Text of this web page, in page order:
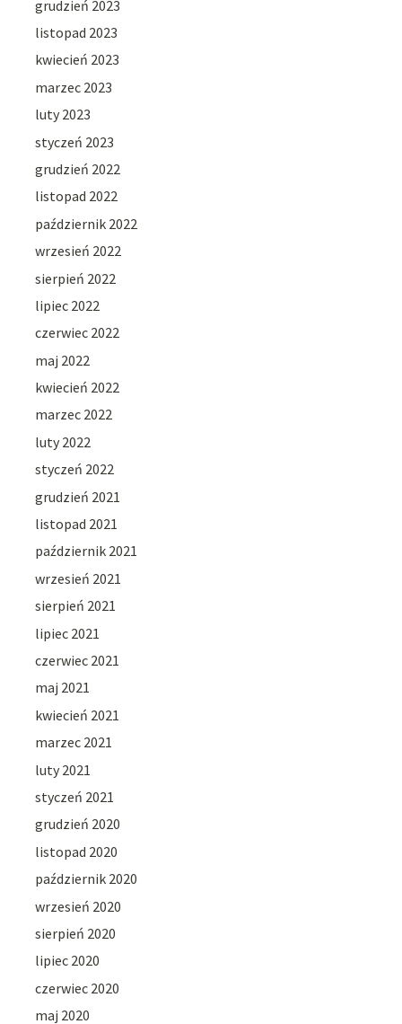
grudzień 2023
listopad 2023
kwiecień 2023
marzec 2023
luty 2023
styczeń 2023
grudzień 2022
listopad 2022
październik 2022
wrzesień 2022
sierpień 2022
lipiec 2022
czerwiec 2022
maj 2022
kwiecień 2022
marzec 2022
luty 2022
styczeń 2022
grudzień 2021
listopad 2021
październik 2021
wrzesień 2021
sierpień 2021
lipiec 2021
czerwiec 2021
maj 2021
kwiecień 2021
marzec 2021
luty 2021
styczeń 2021
grudzień 2020
listopad 2020
październik 2020
wrzesień 2020
sierpień 2020
lipiec 2020
czerwiec 2020
maj 2020